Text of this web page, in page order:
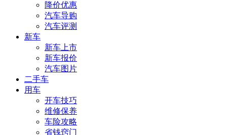
降价优惠
汽车导购
汽车评测
新车
新车上市
新车报价
汽车图片
二手车
用车
开车技巧
维修保养
车险攻略
省钱窍门